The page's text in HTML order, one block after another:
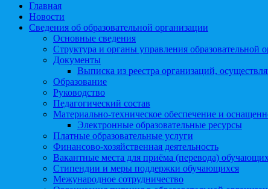
Главная
Новости
Сведения об образовательной организации
Основные сведения
Структура и органы управления образовательной
Документы
Выписка из реестра организаций,
Образование
Руководство
Педагогический состав
Материально-техническое обеспечение и
Электронные образовательные ресурсы
Платные образовательные услуги
Финансово-хозяйственная деятельность
Вакантные места для приёма (перевода)
Стипендии и меры поддержки обучающихся
Межународное сотрудничество